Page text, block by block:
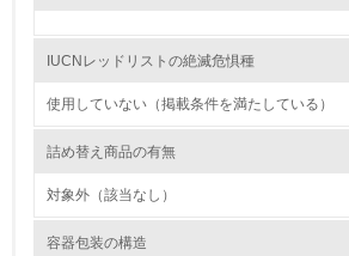
し、具体的な販売目標や計画を立てている
IUCNレッドリストの絶滅危惧種
使用していない（掲載条件を満たしている）
詰め替え商品の有無
対象外（該当なし）
容器包装の構造